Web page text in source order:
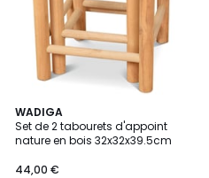
WADIGA
Set de 2 tabourets d'appoint
nature en bois 32x32x39.5cm
44,00 €